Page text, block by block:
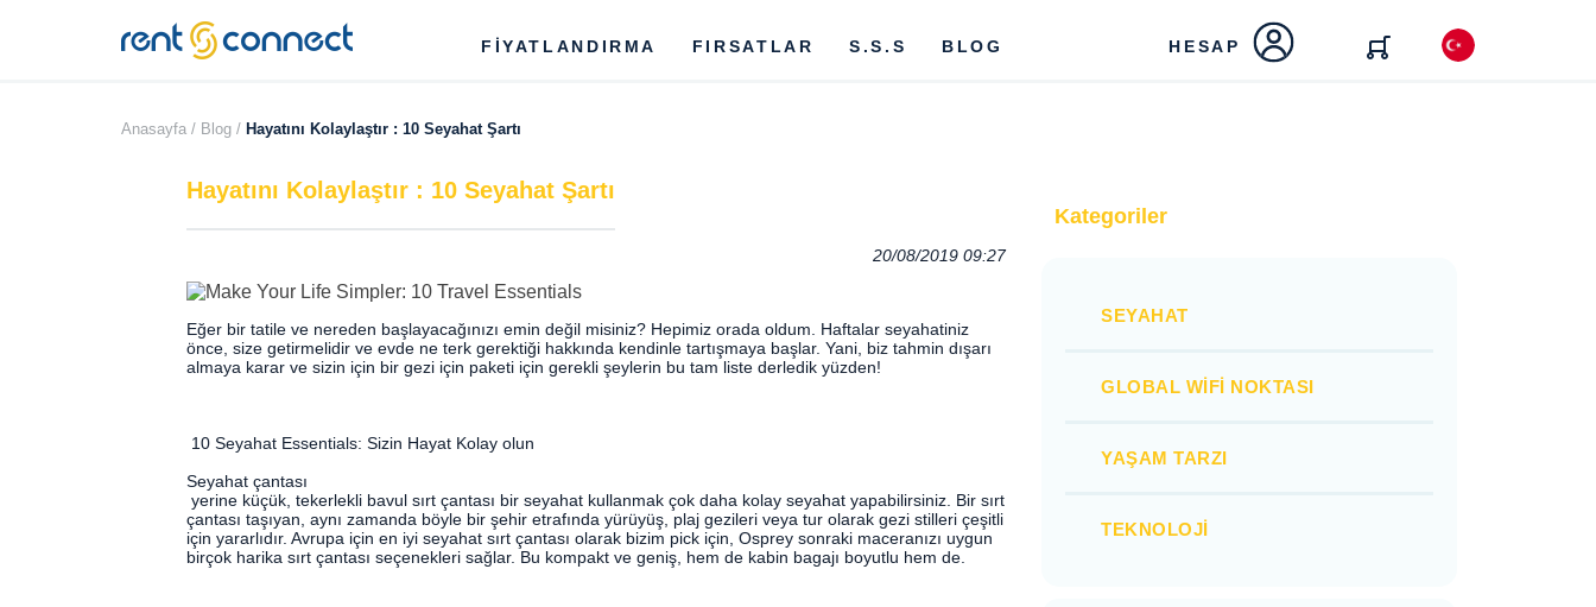
RENT'N
CONNECT
FİYATLANDIRMA FIRSATLAR S.S.S BLOG HESAP
Anasayfa / Blog / Hayatını Kolaylaştır : 10 Seyahat Şartı
Hayatını Kolaylaştır : 10 Seyahat Şartı
20/08/2019 09:27
Eğer bir tatile ve nereden başlayacağınızı emin değil misiniz? Hepimiz orada oldum. Haftalar seyahatiniz
önce, size getirmelidir ve evde ne terk gerektiği hakkında kendinle tartışmaya başlar. Yani, biz tahmin dışarı
almaya karar ve sizin için bir gezi için paketi için gerekli şeylerin bu tam liste derledik yüzden!
10 Seyahat Essentials: Sizin Hayat Kolay olun
Seyahat çantası
yerine küçük, tekerlekli bavul sırt çantası bir seyahat kullanmak çok daha kolay seyahat yapabilirsiniz. Bir sırt
çantası taşıyan, aynı zamanda böyle bir şehir etrafında yürüyüş, plaj gezileri veya tur olarak gezi stilleri çeşitli
için yararlıdır. Avrupa için en iyi seyahat sırt çantası olarak bizim pick için, Osprey sonraki maceranızı uygun
birçok harika sırt çantası seçenekleri sağlar. Bu kompakt ve geniş, hem de kabin bagajı boyutlu hem de.
Kategoriler
SEYAHAT
GLOBAL WIFI NOKTASI
YAŞAM TARZI
TEKNOLOJI